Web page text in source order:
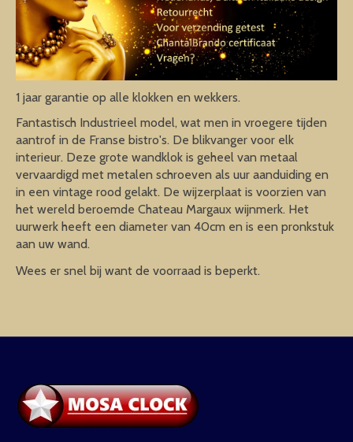
1 jaar garantie op alle klokken en wekkers.
Fantastisch Industrieel model, wat men in vroegere tijden
aantrof in de Franse bistro's. De blikvanger voor elk
interieur. Deze grote wandklok is geheel van metaal
vervaardigd met metalen schroeven als uur aanduiding en
in een vintage rood gelakt. De wijzerplaat is voorzien van
het wereld beroemde Chateau Margaux wijnmerk. Het
uurwerk heeft een diameter van 40cm en is een pronkstuk
aan uw wand.
Wees er snel bij want de voorraad is beperkt.